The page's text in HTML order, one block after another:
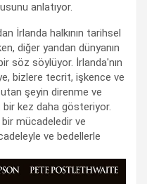
anlatıyor.
İrlanda halkının tarihsel
diğer yandan dünyanın
söz söylüyor. İrlanda'nın
bizlere tecrit, işkence ve
şeyin direnme ve
kez daha gösteriyor.
mücadeledir ve
ve bedellerle